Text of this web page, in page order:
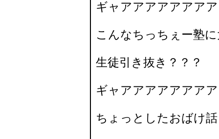
ギャアアアアアアアア
こんなちっちぇー塾
生徒引き抜き？？？
ギャアアアアアアアア
ちょっとしたおばけ